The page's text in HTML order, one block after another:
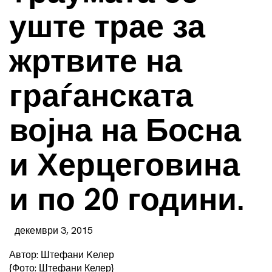
уште трае за
жртвите на
граѓанската
војна на Босна
и Херцеговина
и по 20 години.
декември 3, 2015
Автор: Штефани Kелер
{Фото: Штефани Келер}